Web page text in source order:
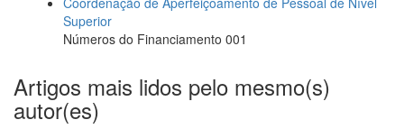
Superior
Números do Financiamento 001
Artigos mais lidos pelo mesmo(s)
autor(es)